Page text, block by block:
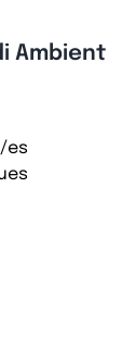
Ambient
es